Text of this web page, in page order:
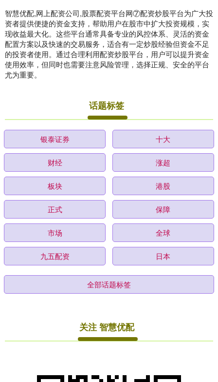
智慧优配,网上配资公司,股票配资平台网⑦配资炒股平台为广大投
资者提供便捷的资金支持，帮助用户在股市中扩大投资规模，实
现收益最大化。这些平台通常具备专业的风控体系、灵活的资金
配置方案以及快速的交易服务，适合有一定炒股经验但资金不足
的投资者使用。通过合理利用配资炒股平台，用户可以提升资金
使用效率，但同时也需要注意风险管理，选择正规、安全的平台
尤为重要。
话题标签
银泰证券 十大
财经 涨超
板块 港股
正式 保障
市场 全球
九五配资 日本
全部话题标签
关注 智慧优配